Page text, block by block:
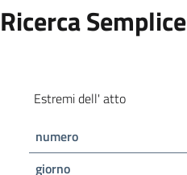
Ricerca Semplice
Estremi dell' atto
numero
giorno